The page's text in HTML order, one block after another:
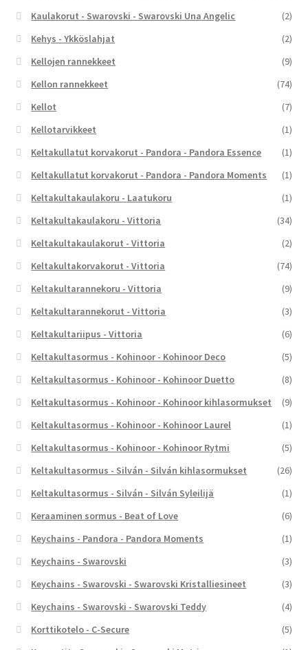
Kaulakorut - Swarovski - Swarovski Una Angelic
(2)
Kehys - Ykköslahjat
(2)
Kellojen rannekkeet
(9)
Kellon rannekkeet
(74)
Kellot
(7)
Kellotarvikkeet
(1)
Keltakullatut korvakorut - Pandora - Pandora Essence
(1)
Keltakullatut korvakorut - Pandora - Pandora Moments
(1)
Keltakultakaulakoru - Laatukoru
(1)
Keltakultakaulakoru - Vittoria
(34)
Keltakultakaulakorut - Vittoria
(2)
Keltakultakorvakorut - Vittoria
(74)
Keltakultarannekoru - Vittoria
(9)
Keltakultarannekorut - Vittoria
(3)
Keltakultariipus - Vittoria
(6)
Keltakultasormus - Kohinoor - Kohinoor Deco
(5)
Keltakultasormus - Kohinoor - Kohinoor Duetto
(8)
Keltakultasormus - Kohinoor - Kohinoor kihlasormukset
(9)
Keltakultasormus - Kohinoor - Kohinoor Laurel
(1)
Keltakultasormus - Kohinoor - Kohinoor Rytmi
(5)
Keltakultasormus - Silván - Silván kihlasormukset
(26)
Keltakultasormus - Silván - Silván Syleilijä
(1)
Keraaminen sormus - Beat of Love
(6)
Keychains - Pandora - Pandora Moments
(1)
Keychains - Swarovski
(3)
Keychains - Swarovski - Swarovski Kristalliesineet
(3)
Keychains - Swarovski - Swarovski Teddy
(4)
Korttikotelo - C-Secure
(5)